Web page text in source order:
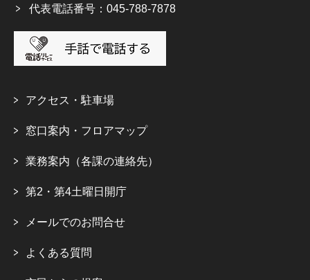
代表電話番号：045-788-7878
アクセス・駐車場
窓口案内・フロアマップ
業務案内（各課の連絡先）
第2・第4土曜日開庁
メールでのお問合せ
よくある質問